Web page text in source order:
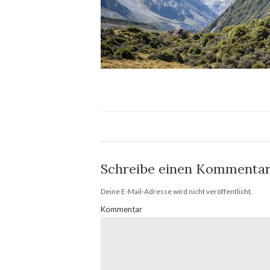
Schreibe einen
Deine E-Mail-Adresse wird nicht veröffentlicht.
Kommentar